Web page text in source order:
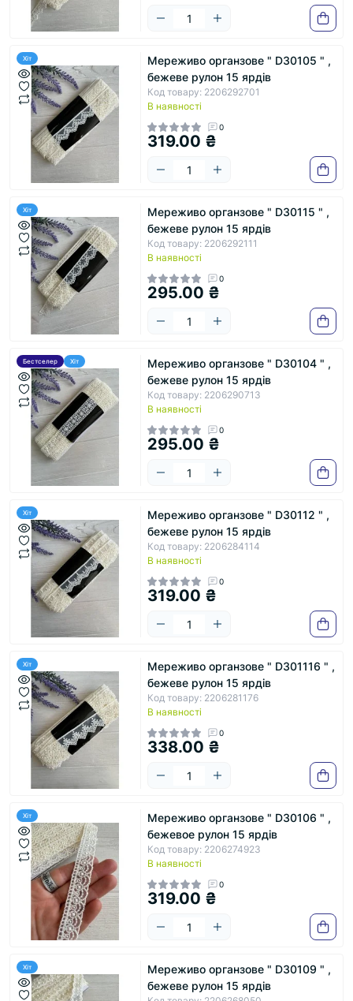
Хіт
Мереживо органзове " D30105 " ,
бежеве рулон 15 ярдів
Код товару: 2206292701
В наявності
0
319.00 ₴
Хіт
Мереживо органзове " D30115 " ,
бежеве рулон 15 ярдів
Код товару: 2206292111
В наявності
0
295.00 ₴
Бестселер Хіт
Мереживо органзове " D30104 " ,
бежеве рулон 15 ярдів
Код товару: 2206290713
В наявності
0
295.00 ₴
Хіт
Мереживо органзове " D30112 " ,
бежеве рулон 15 ярдів
Код товару: 2206284114
В наявності
0
319.00 ₴
Хіт
Мереживо органзове " D301116 " ,
бежеве рулон 15 ярдів
Код товару: 2206281176
В наявності
0
338.00 ₴
Хіт
Мереживо органзове " D30106 " ,
бежевое рулон 15 ярдів
Код товару: 2206274923
В наявності
0
319.00 ₴
Хіт
Мереживо органзове " D30109 " ,
бежеве рулон 15 ярдів